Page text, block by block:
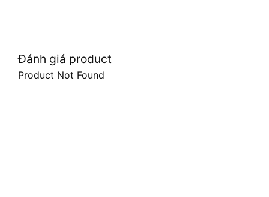
Đánh giá product
Product Not Found